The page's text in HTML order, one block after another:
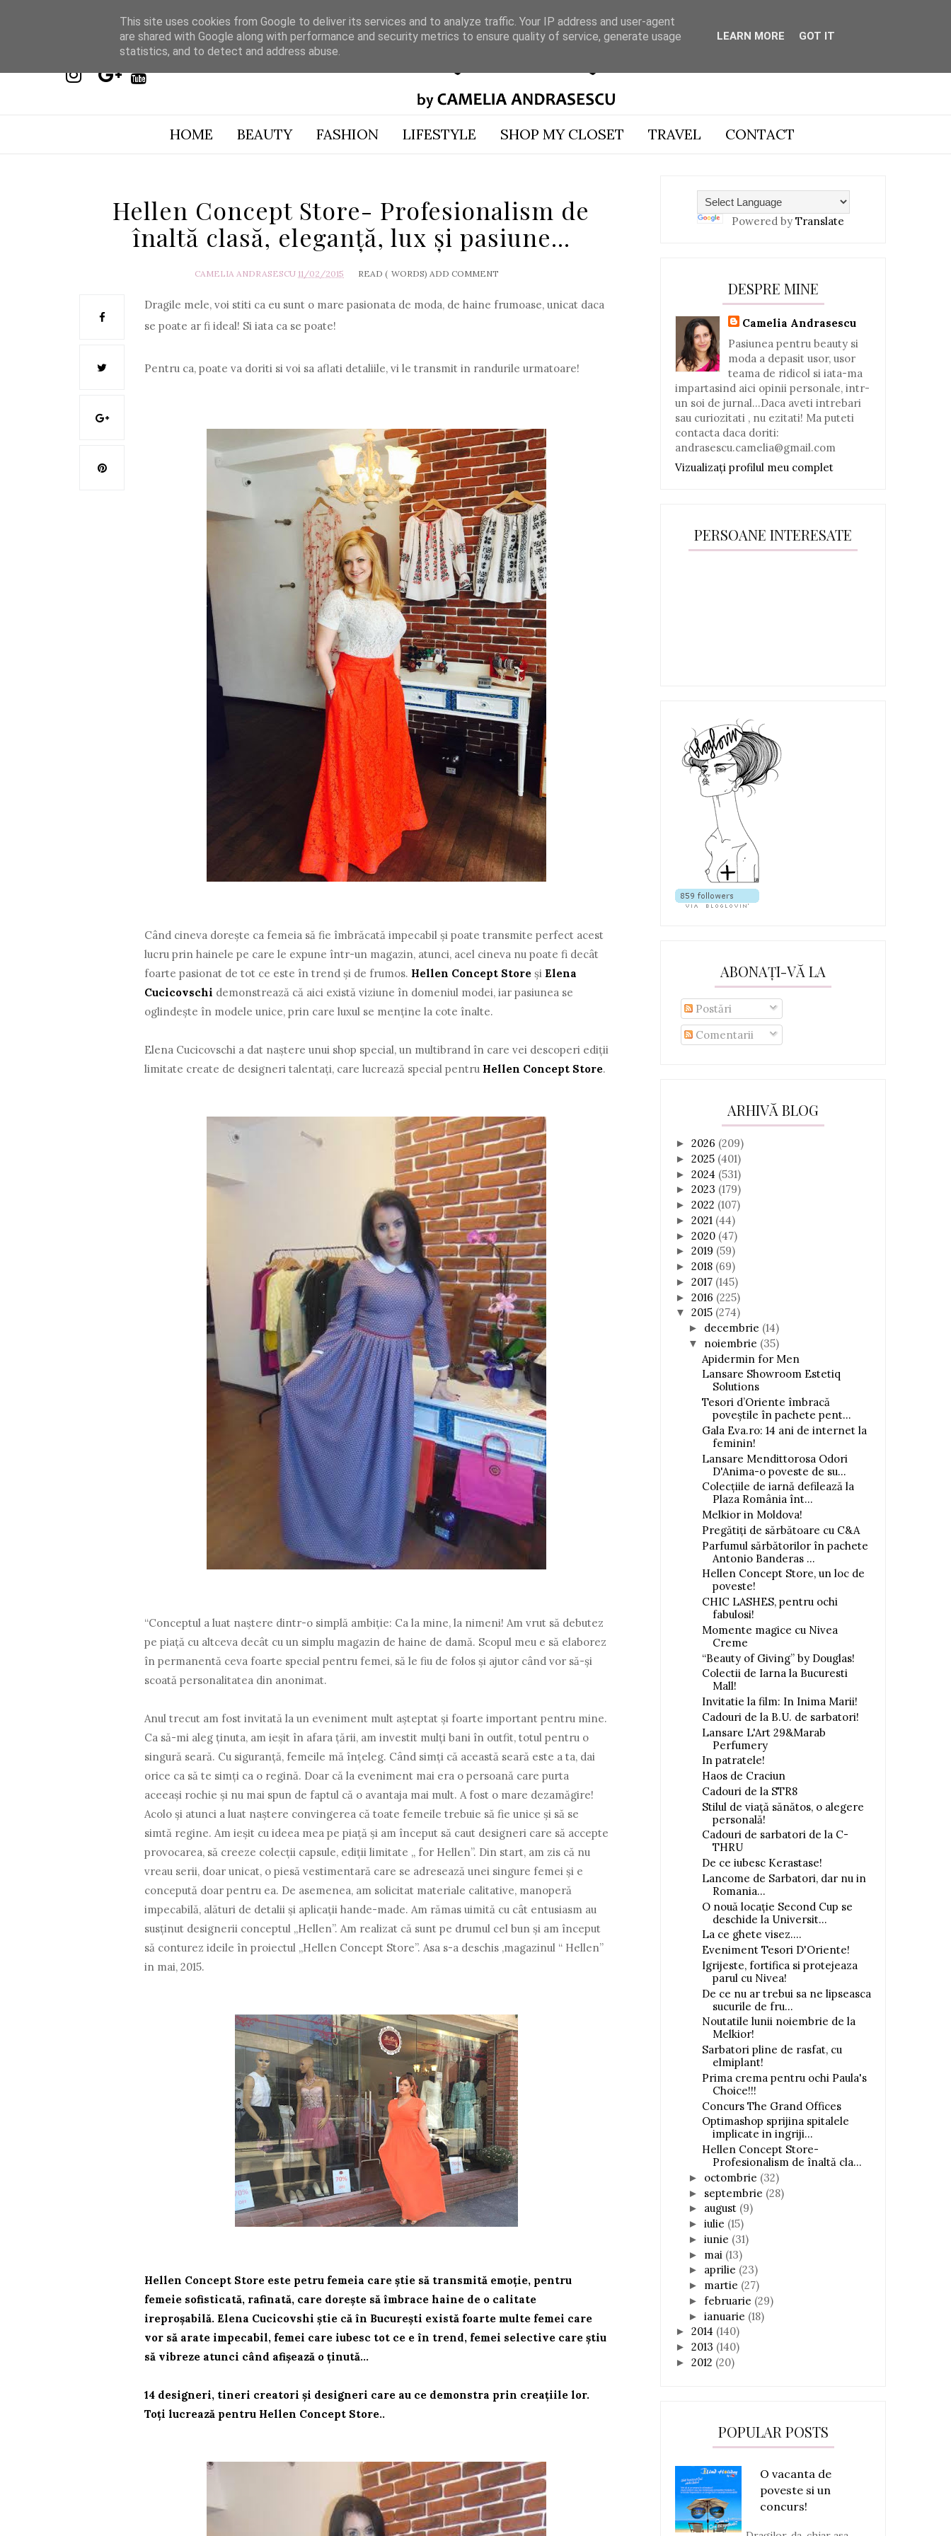
HOME BEAUTY FASHION LIFESTYLE SHOP MY CLOSET TRAVEL CONTACT
Hellen Concept Store- Profesionalism de
înaltă clasă, eleganță, lux și pasiune...
CAMELIA ANDRASESCU 11/02/2015 READ ( WORDS) ADD COMMENT
Dragile mele, voi stiti ca eu sunt o mare pasionata de moda, de haine frumoase, unicat daca
se poate ar fi ideal! Si iata ca se poate!
Pentru ca, poate va doriti si voi sa aflati detaliile, vi le transmit in randurile urmatoare!
Când cineva dorește ca femeia să fie îmbrăcată impecabil și poate transmite perfect acest
lucru prin hainele pe care le expune într-un magazin, atunci, acel cineva nu poate fi decât
foarte pasionat de tot ce este în trend și de frumos. Hellen Concept Store și Elena
Cucicovschi demonstrează că aici există viziune în domeniul modei, iar pasiunea se
oglindește în modele unice, prin care luxul se menține la cote înalte.
Elena Cucicovschi a dat naștere unui shop special, un multibrand în care vei descoperi ediții
limitate create de designeri talentați, care lucrează special pentru Hellen Concept Store.
“Conceptul a luat naştere dintr-o simplă ambiţie: Ca la mine, la nimeni! Am vrut să debutez
pe piaţă cu altceva decât cu un simplu magazin de haine de damă. Scopul meu e să elaborez
în permanentă ceva foarte special pentru femei, să le fiu de folos şi ajutor când vor să-şi
scoată personalitatea din anonimat.
Anul trecut am fost invitată la un eveniment mult aşteptat şi foarte important pentru mine.
Ca să-mi aleg ţinuta, am ieşit în afara ţării, am investit mulţi bani în outfit, totul pentru o
singură seară. Cu siguranță, femeile mă înţeleg. Când simţi că această seară este a ta, dai
orice ca să te simţi ca o regină. Doar că la eveniment mai era o persoană care purta
aceeaşi rochie şi nu mai spun de faptul că o avantaja mai mult. A fost o mare dezamăgire!
Acolo şi atunci a luat naştere convingerea că toate femeile trebuie să fie unice şi să se
simtă regine. Am ieşit cu ideea mea pe piaţă şi am început să caut designeri care să accepte
provocarea, să creeze colecţii capsule, ediţii limitate „ for Hellen”. Din start, am zis că nu
vreau serii, doar unicat, o piesă vestimentară care se adresează unei singure femei şi e
concepută doar pentru ea. De asemenea, am solicitat materiale calitative, manoperă
impecabilă, alături de detalii şi aplicaţii hande-made. Am rămas uimită cu cât entusiasm au
susţinut designerii conceptul „Hellen”. Am realizat că sunt pe drumul cel bun şi am început
să conturez ideile în proiectul „Hellen Concept Store”. Asa s-a deschis ,magazinul “ Hellen”
in mai, 2015.
Hellen Concept Store este petru femeia care știe să transmită emoție, pentru
femeie sofisticată, rafinată, care dorește să îmbrace haine de o calitate
ireproșabilă. Elena Cucicovshi știe că în București există foarte multe femei care
vor să arate impecabil, femei care iubesc tot ce e în trend, femei selective care știu
să vibreze atunci când afișează o ținută…
14 designeri, tineri creatori și designeri care au ce demonstra prin creațiile lor.
Toți lucrează pentru Hellen Concept Store..
Powered by Translate
DESPRE MINE
Camelia Andrasescu
Pasiunea pentru beauty si
moda a depasit usor, usor
teama de ridicol si iata-ma
impartasind aici opinii personale, intr-
un soi de jurnal...Daca aveti intrebari
sau curiozitati , nu ezitati! Ma puteti
contacta daca doriti:
andrasescu.camelia@gmail.com
Vizualizați profilul meu complet
PERSOANE INTERESATE
ABONAȚI-VĂ LA
Postări
Comentarii
ARHIVĂ BLOG
► 2026 (209)
► 2025 (401)
► 2024 (531)
► 2023 (179)
► 2022 (107)
► 2021 (44)
► 2020 (47)
► 2019 (59)
► 2018 (69)
► 2017 (145)
► 2016 (225)
▼ 2015 (274)
► decembrie (14)
▼ noiembrie (35)
Apidermin for Men
Lansare Showroom Estetiq
Solutions
Tesori d’Oriente îmbracă
poveştile în pachete pent...
Gala Eva.ro: 14 ani de internet la
feminin!
Lansare Mendittorosa Odori
D'Anima-o poveste de su...
Colecţiile de iarnă defilează la
Plaza România înt...
Melkior in Moldova!
Pregătiți de sărbătoare cu C&A
Parfumul sărbătorilor în pachete
Antonio Banderas ...
Hellen Concept Store, un loc de
poveste!
CHIC LASHES, pentru ochi
fabulosi!
Momente magice cu Nivea
Creme
“Beauty of Giving” by Douglas!
Colectii de Iarna la Bucuresti
Mall!
Invitatie la film: In Inima Marii!
Cadouri de la B.U. de sarbatori!
Lansare L'Art 29&Marab
Perfumery
In patratele!
Haos de Craciun
Cadouri de la STR8
Stilul de viață sănătos, o alegere
personală!
Cadouri de sarbatori de la C-
THRU
De ce iubesc Kerastase!
Lancome de Sarbatori, dar nu in
Romania...
O nouă locație Second Cup se
deschide la Universit...
La ce ghete visez....
Eveniment Tesori D'Oriente!
Igrijeste, fortifica si protejeaza
parul cu Nivea!
De ce nu ar trebui sa ne lipseasca
sucurile de fru...
Noutatile lunii noiembrie de la
Melkior!
Sarbatori pline de rasfat, cu
elmiplant!
Prima crema pentru ochi Paula's
Choice!!!
Concurs The Grand Offices
Optimashop sprijina spitalele
implicate in ingriji...
Hellen Concept Store-
Profesionalism de înaltă cla...
► octombrie (32)
► septembrie (28)
► august (9)
► iulie (15)
► iunie (31)
► mai (13)
► aprilie (23)
► martie (27)
► februarie (29)
► ianuarie (18)
► 2014 (140)
► 2013 (140)
► 2012 (20)
POPULAR POSTS
O vacanta de
poveste si un
concurs!
This site uses cookies from Google to deliver its services and to analyze traffic. Your IP address and user-agent
are shared with Google along with performance and security metrics to ensure quality of service, generate usage
statistics, and to detect and address abuse.
LEARN MORE GOT IT